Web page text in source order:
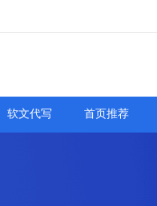
软文代写 首页推荐